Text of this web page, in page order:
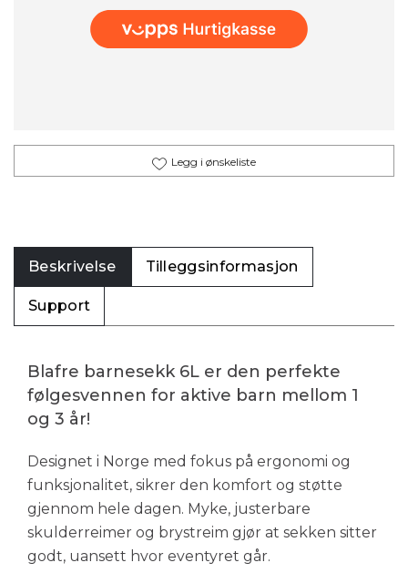
Legg i ønskeliste
Beskrivelse Tilleggsinformasjon
Support
Blafre barnesekk 6L er den perfekte
følgesvennen for aktive barn mellom 1
og 3 år!
Designet i Norge med fokus på ergonomi og
funksjonalitet, sikrer den komfort og støtte
gjennom hele dagen. Myke, justerbare
skulderreimer og brystreim gjør at sekken sitter
godt, uansett hvor eventyret går.